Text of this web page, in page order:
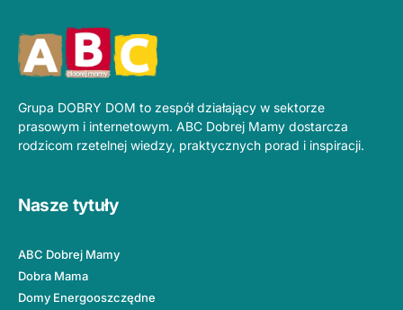
Grupa DOBRY DOM to zespół działający w sektorze
prasowym i internetowym. ABC Dobrej Mamy dostarcza
rodzicom rzetelnej wiedzy, praktycznych porad i inspiracji.
Nasze tytuły
ABC Dobrej Mamy
Dobra Mama
Domy Energooszczędne